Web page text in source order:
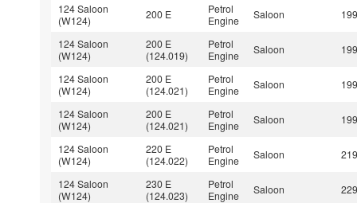
124 Saloon
(W124)
200 E
Petrol
Engine
Saloon
124 Saloon
(W124)
200 E
(124.019)
Petrol
Engine
Saloon
124 Saloon
(W124)
200 E
(124.021)
Petrol
Engine
Saloon
124 Saloon
(W124)
200 E
(124.021)
Petrol
Engine
Saloon
124 Saloon
(W124)
220 E
(124.022)
Petrol
Engine
Saloon
124 Saloon
(W124)
230 E
(124.023)
Petrol
Engine
Saloon